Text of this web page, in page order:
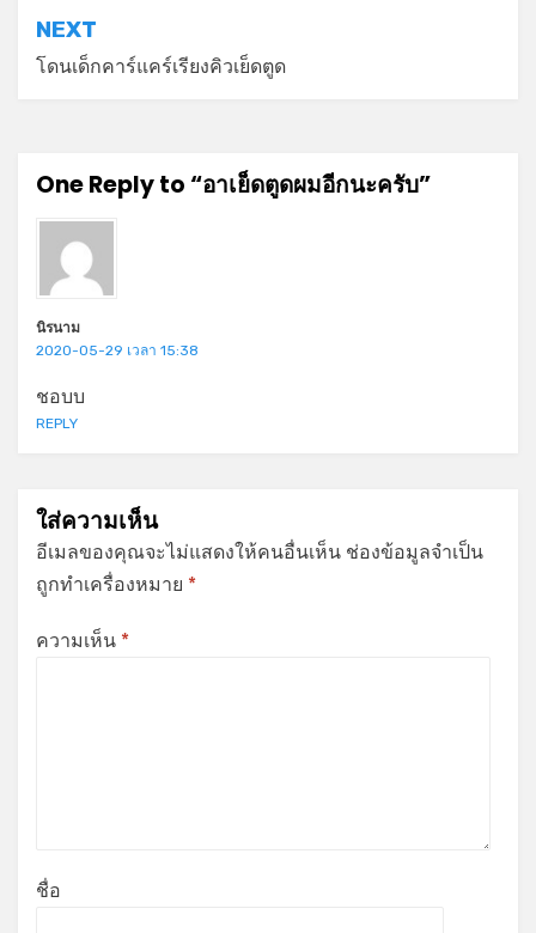
NEXT
โดนเด็กคาร์แคร์เรียงคิวเย็ดตูด
One Reply to “อาเย็ดตูดผมอีกนะครับ”
นิรนาม
2020-05-29 เวลา 15:38
ชอบบ
REPLY
ใส่ความเห็น
อีเมลของคุณจะไม่แสดงให้คนอื่นเห็น ช่องข้อมูลจำเป็น
ถูกทำเครื่องหมาย *
ความเห็น *
ชื่อ